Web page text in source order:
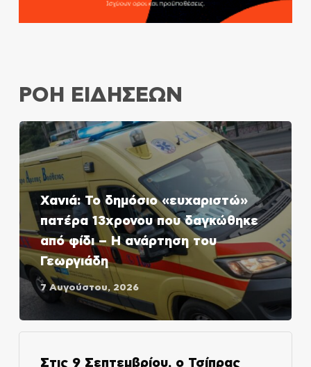
ΡΟΗ ΕΙΔΗΣΕΩΝ
Χανιά: Το δημόσιο «ευχαριστώ»
πατέρα 13χρονου που δαγκώθηκε
από φίδι – Η ανάρτηση του
Γεωργιάδη
7 Αυγούστου, 2026
Στις 9 Σεπτεμβρίου, ο Τσίπρας